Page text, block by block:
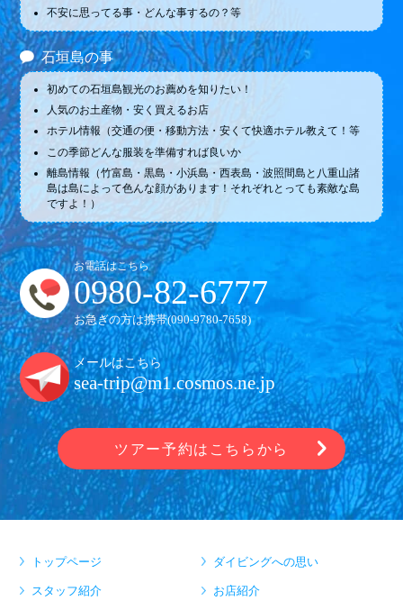
不安に思ってる事・どんな事するの？等
石垣島の事
初めての石垣島観光のお薦めを知りたい！
人気のお土産物・安く買えるお店
ホテル情報（交通の便・移動方法・安くて快適ホテル教えて！等
この季節どんな服装を準備すれば良いか
離島情報（竹富島・黒島・小浜島・西表島・波照間島と八重山諸
島は島によって色んな顔があります！それぞれとっても素敵な島
ですよ！）
お電話はこちら
0980-82-6777
お急ぎの方は携帯(090-9780-7658)
メールはこちら
sea-trip@m1.cosmos.ne.jp
ツアー予約はこちらから
トップページ ダイビングへの思い
スタッフ紹介 お店紹介